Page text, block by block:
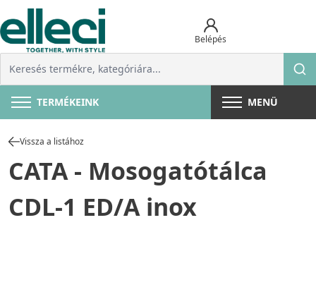
Belépés
TERMÉKEINK MENÜ
Vissza a listához
CATA - Mosogatótálca
CDL-1 ED/A inox